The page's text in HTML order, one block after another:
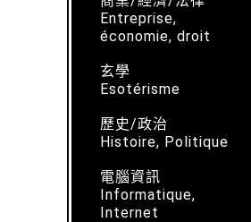
Entreprise,
économie, droit
玄學
Esotérisme
歷史/政治
Histoire, Politique
電腦資訊
Informatique,
Internet